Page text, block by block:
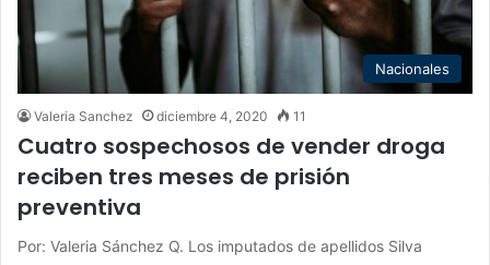
Nacionales
Valeria Sanchez diciembre 4, 2020 11
Cuatro sospechosos de vender droga
reciben tres meses de prisión
preventiva
Por: Valeria Sánchez Q. Los imputados de apellidos Silva